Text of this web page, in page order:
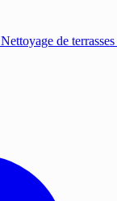
Nettoyage de terrasses